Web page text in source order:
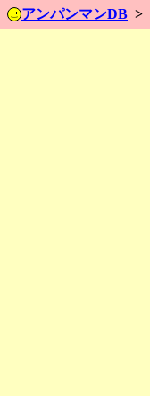
アンパンマンDB